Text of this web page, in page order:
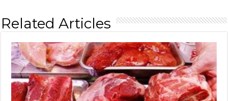
Related Articles